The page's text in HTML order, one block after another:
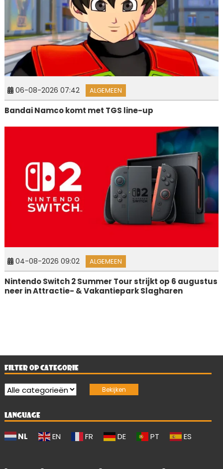
06-08-2026 07:42 ALGEMEEN
Bandai Namco komt met TGS line-up
04-08-2026 09:02 ALGEMEEN
Nintendo Switch 2 Summer Tour strijkt op 6 augustus
neer in Attractie- & Vakantiepark Slagharen
FILTER OP CATEGORIE
LANGUAGE
NL EN FR DE PT ES